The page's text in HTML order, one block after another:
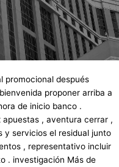
promocional después
proponer arriba a
de inicio banco .
, aventura cerrar ,
y servicios el residual junto
, representativo incluir
. investigación Más de